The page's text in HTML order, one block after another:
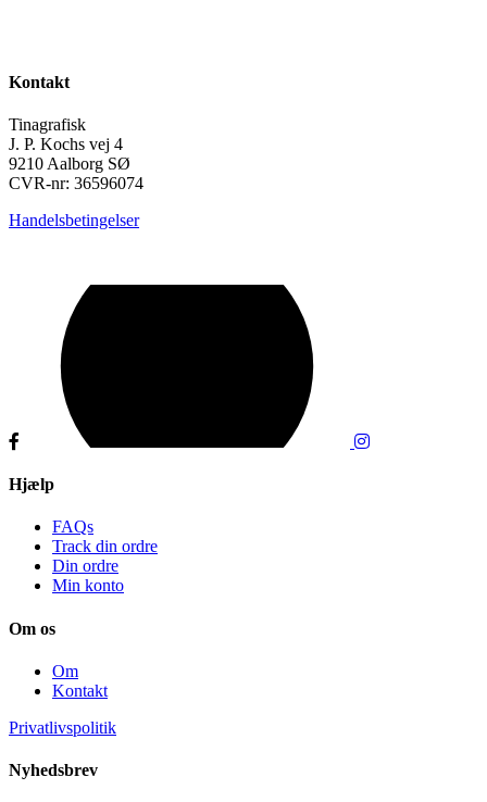
Kontakt
Tinagrafisk
J. P. Kochs vej 4
9210 Aalborg SØ
CVR-nr: 36596074
Handelsbetingelser
Hjælp
FAQs
Track din ordre
Din ordre
Min konto
Om os
Om
Kontakt
Privatlivspolitik
Nyhedsbrev